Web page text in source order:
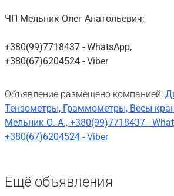
ЧП Мельник Олег Анатольевич;
+380(99)7718437 - WhatsApp,
+380(67)6204524 - Viber
Объявление размещено компанией:
Тензометры, Граммометры, Весы
Мельник О. А., +380(99)7718437 -
+380(67)6204524 - Viber
Ещё объявления